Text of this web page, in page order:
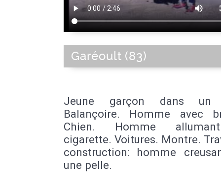
Garéoult (83)
Jeune garçon dans un
Balançoire. Homme avec
Chien. Homme
cigarette. Voitures. Montre.
construction: homme
une pelle.